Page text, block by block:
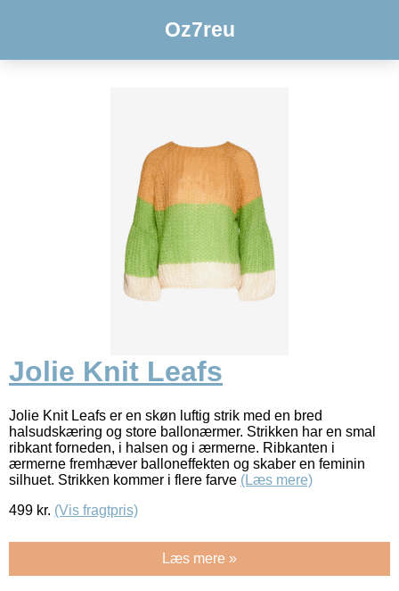
Oz7reu
Jolie Knit Leafs
Jolie Knit Leafs er en skøn luftig strik med en bred
halsudskæring og store ballonærmer. Strikken har en smal
ribkant forneden, i halsen og i ærmerne. Ribkanten i
ærmerne fremhæver balloneffekten og skaber en feminin
silhuet. Strikken kommer i flere farve (Læs mere)
499 kr. (Vis fragtpris)
Læs mere »